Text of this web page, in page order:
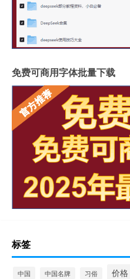
免费可商用字体批量下载
标签
中国 中国名牌 习俗 价格